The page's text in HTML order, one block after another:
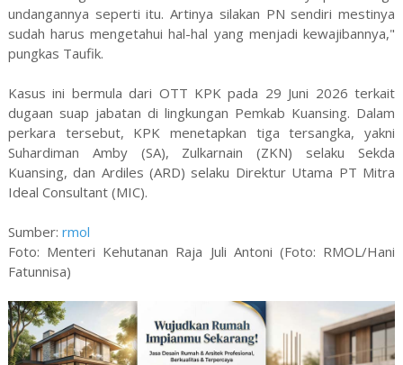
undangannya seperti itu. Artinya silakan PN sendiri mestinya
sudah harus mengetahui hal-hal yang menjadi kewajibannya,"
pungkas Taufik.
Kasus ini bermula dari OTT KPK pada 29 Juni 2026 terkait
dugaan suap jabatan di lingkungan Pemkab Kuansing. Dalam
perkara tersebut, KPK menetapkan tiga tersangka, yakni
Suhardiman Amby (SA), Zulkarnain (ZKN) selaku Sekda
Kuansing, dan Ardiles (ARD) selaku Direktur Utama PT Mitra
Ideal Consultant (MIC).
Sumber: rmol
Foto: Menteri Kehutanan Raja Juli Antoni (Foto: RMOL/Hani
Fatunnisa)